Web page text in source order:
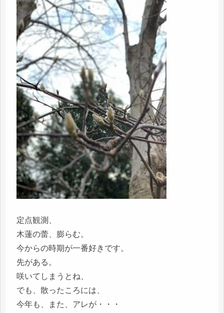
定点観測、
木蓮の蕾、膨らむ。
今からの時期が一番好きです。
先がある。
咲いてしまうとね、
でも、散ったころには、
今年も、また、アレが・・・